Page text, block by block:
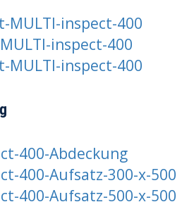
MULTI-inspect-400
inspect-400
MULTI-inspect-400
400-Abdeckung
400-Aufsatz-300-x-500
400-Aufsatz-500-x-500